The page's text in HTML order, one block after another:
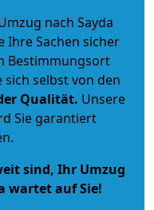
nach Sayda
Ihre Sachen sicher
Bestimmungsort
selbst von den
Qualität. Unsere
Sie garantiert
sind, Ihr Umzug
wartet auf Sie!